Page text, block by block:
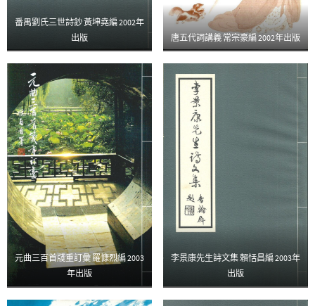
番禺劉氏三世詩鈔 黃坤堯編 2002年
出版
唐五代詞講義 常宗豪編 2002年出版
元曲三百首牋重訂彙 羅慷烈編 2003
年出版
李景康先生詩文集 賴恬昌編 2003年
出版